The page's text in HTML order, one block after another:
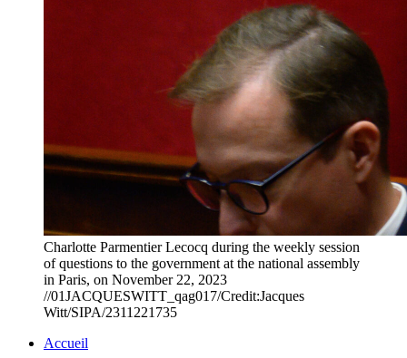
Charlotte Parmentier Lecocq during the weekly session
of questions to the government at the national assembly
in Paris, on November 22, 2023
//01JACQUESWITT_qag017/Credit:Jacques
Witt/SIPA/2311221735
Accueil